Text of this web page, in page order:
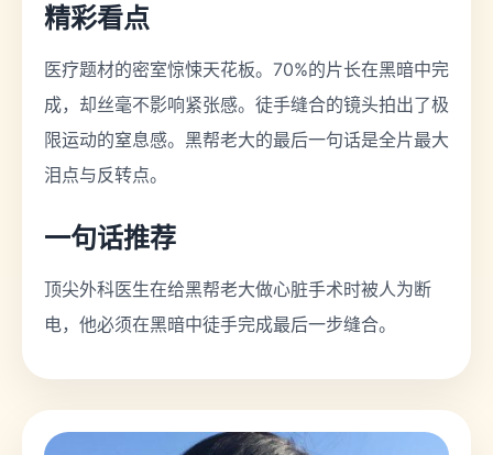
精彩看点
医疗题材的密室惊悚天花板。70%的片长在黑暗中完
成，却丝毫不影响紧张感。徒手缝合的镜头拍出了极
限运动的窒息感。黑帮老大的最后一句话是全片最大
泪点与反转点。
一句话推荐
顶尖外科医生在给黑帮老大做心脏手术时被人为断
电，他必须在黑暗中徒手完成最后一步缝合。